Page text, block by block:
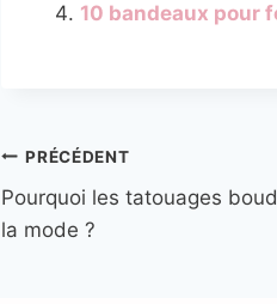
10 bandeaux pour
Navigation
de
PRÉCÉDENT
Pourquoi les tatouages
la mode ?